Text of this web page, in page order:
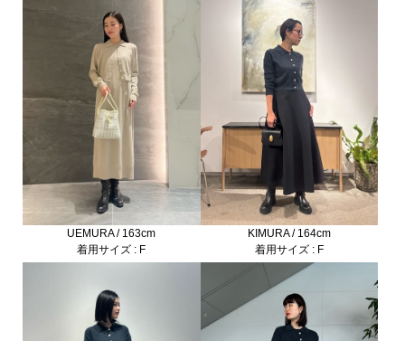
UEMURA / 163cm
着用サイズ : F
KIMURA / 164cm
着用サイズ : F